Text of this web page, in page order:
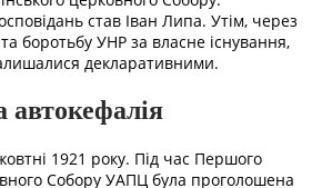
став Іван Липа. Утім, через
боротьбу УНР за власне існування,
декларативними.
автокефалія
1921 року. Під час Першого
Собору УАПЦ була проголошена